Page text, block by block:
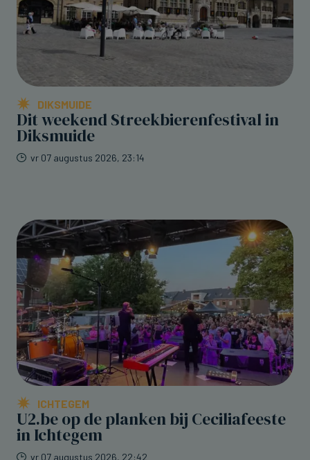
DIKSMUIDE
Dit weekend Streekbierenfestival in
Diksmuide
vr 07 augustus 2026, 23:14
ICHTEGEM
U2.be op de planken bij Ceciliafeeste
in Ichtegem
vr 07 augustus 2026, 22:42